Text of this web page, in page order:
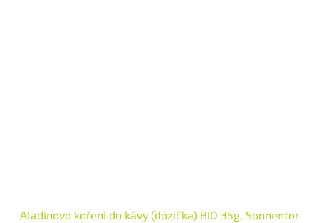
Aladinovo koření do kávy (dózička) BIO 35g, Sonnentor